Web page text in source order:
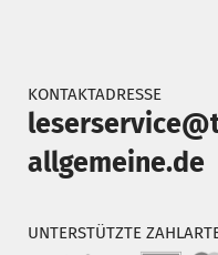
KONTAKTADRESSE
allgemeine.de
UNTERSTÜTZTE